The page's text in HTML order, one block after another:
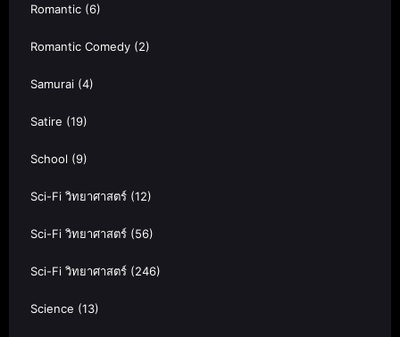
Romantic (6)
Romantic Comedy (2)
Samurai (4)
Satire (19)
School (9)
Sci-Fi วิทยาศาสตร์ (12)
Sci-Fi วิทยาศาสตร์ (56)
Sci-Fi วิทยาศาสตร์ (246)
Science (13)